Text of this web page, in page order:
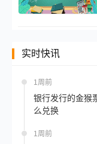
实时快讯
1周前
银行发行的金猴
么兑换
1周前